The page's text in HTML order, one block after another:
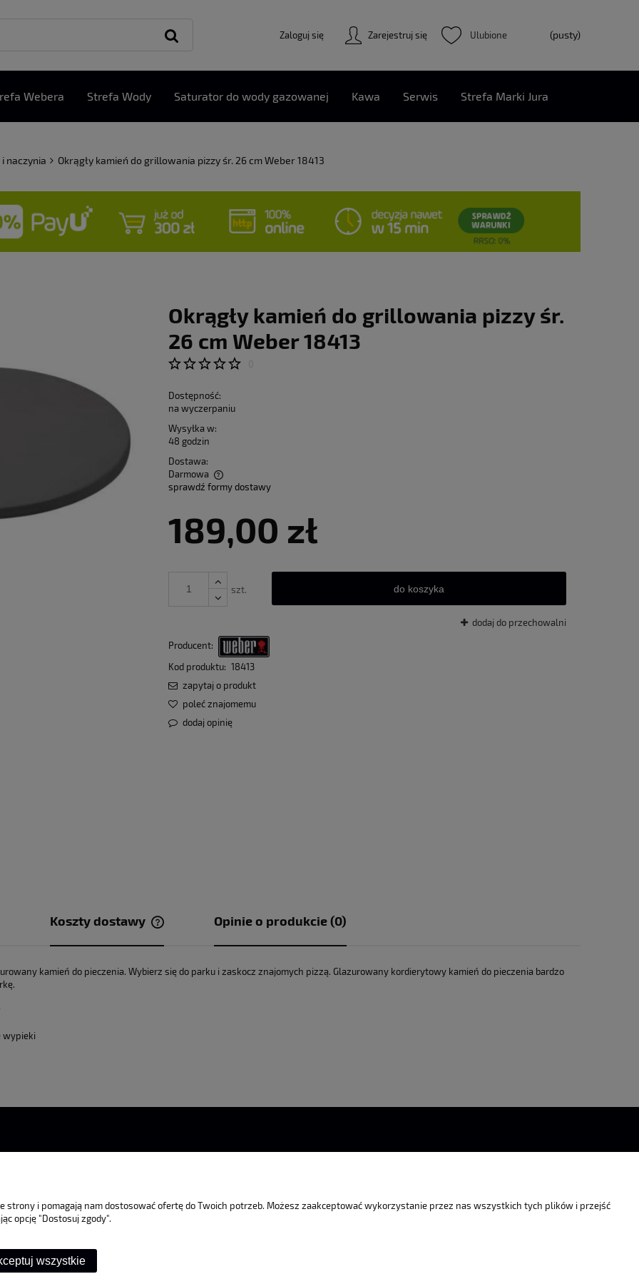
Zarejestruj się
Zaloguj się (pusty)
Webera Strefa Wody Saturator do wody gazowanej Kawa Serwis Strefa Marki Jura
naczynia Okrągły kamień do grillowania pizzy śr. 26 cm Weber 18413
Okrągły kamień do grillowania pizzy śr.
26 cm Weber 18413
Dostępność:
na wyczerpaniu
Wysyłka w:
48 godzin
Dostawa:
Darmowa
Cena nie zawiera ewentualnych kosztów
płatności
sprawdź formy dostawy
189,00 zł
szt. do koszyka
dodaj do przechowalni
Producent:
Kod produktu: 18413
zapytaj o produkt
poleć znajomemu
dodaj opinię
Koszty dostawy
płatności
Opinie o produkcie (0)
kamień do pieczenia. Wybierz się do parku i zaskocz znajomych pizzą. Glazurowany kordierytowy kamień do pieczenia bardzo
wypieki
Twoje zamówienia
Przechowalnia
strony i pomagają nam dostosować ofertę do Twoich potrzeb. Możesz zaakceptować wykorzystanie przez nas wszystkich tych plików i przejść
opcję "Dostosuj zgody".
wszystkie